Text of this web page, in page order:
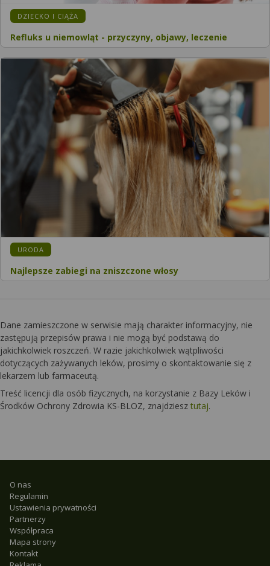
KATEGORIA:
DZIECKO I CIĄŻA
Refluks u niemowląt - przyczyny, objawy, leczenie
KATEGORIA:
URODA
Najlepsze zabiegi na zniszczone włosy
Dane zamieszczone w serwisie mają charakter informacyjny, nie
zastępują przepisów prawa i nie mogą być podstawą do
jakichkolwiek roszczeń. W razie jakichkolwiek wątpliwości
dotyczących zażywanych leków, prosimy o skontaktowanie się z
lekarzem lub farmaceutą.
Treść licencji dla osób fizycznych, na korzystanie z Bazy Leków i
Środków Ochrony Zdrowia KS-BLOZ, znajdziesz tutaj.
O nas
Regulamin
Ustawienia prywatności
Partnerzy
Współpraca
Mapa strony
Kontakt